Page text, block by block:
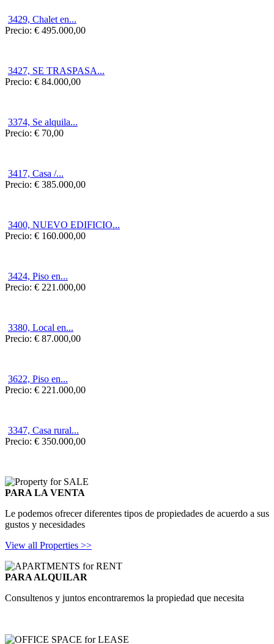
3429, Chalet en...
Precio: € 495.000,00
3427, SE TRASPASA...
Precio: € 84.000,00
3374, Se alquila...
Precio: € 70,00
3417, Casa /...
Precio: € 385.000,00
3400, NUEVO EDIFICIO...
Precio: € 160.000,00
3424, Piso en...
Precio: € 221.000,00
3380, Local en...
Precio: € 87.000,00
3622, Piso en...
Precio: € 221.000,00
3347, Casa rural...
Precio: € 350.000,00
PARA LA VENTA
Le podemos ofrecer diferentes tipos de propiedades de acuerdo a sus
gustos y necesidades
View all Properties >>
PARA ALQUILAR
Consultenos y juntos encontraremos la propiedad que necesita